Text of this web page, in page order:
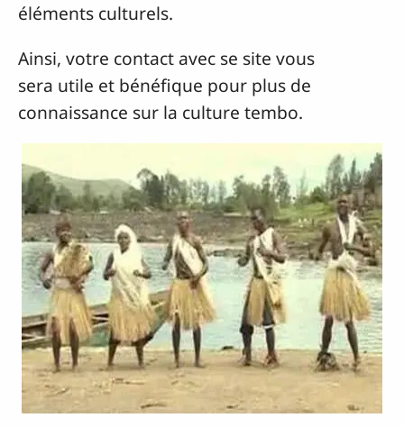
éléments culturels.
Ainsi, votre contact avec se site vous
sera utile et bénéfique pour plus de
connaissance sur la culture tembo.